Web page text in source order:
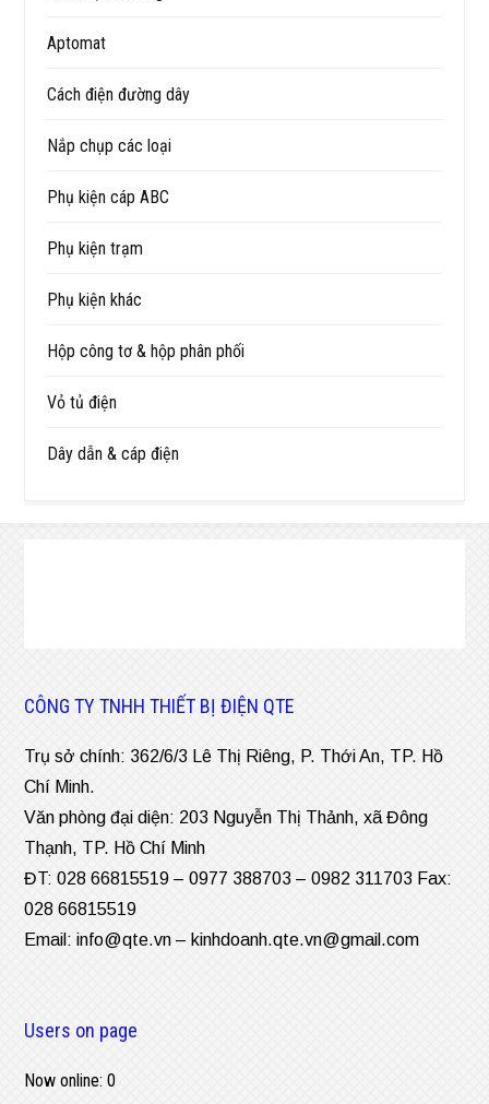
Aptomat
Cách điện đường dây
Nắp chụp các loại
Phụ kiện cáp ABC
Phụ kiện trạm
Phụ kiện khác
Hộp công tơ & hộp phân phối
Vỏ tủ điện
Dây dẫn & cáp điện
CÔNG TY TNHH THIẾT BỊ ĐIỆN QTE
Trụ sở chính: 362/6/3 Lê Thị Riêng, P. Thới An, TP. Hồ
Chí Minh.
Văn phòng đại diện: 203 Nguyễn Thị Thảnh, xã Đông
Thạnh, TP. Hồ Chí Minh
ĐT: 028 66815519 – 0977 388703 – 0982 311703 Fax:
028 66815519
Email:info@qte.vn – kinhdoanh.qte.vn@gmail.com
Users on page
Now online: 0